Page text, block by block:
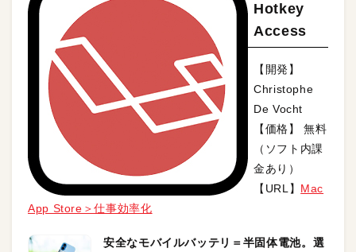
Hotkey
Access
【開発】
Christophe
De Vocht
【価格】 無料
（ソフト内課
金あり）
【URL】 Mac
App Store＞仕事効率化
安全なモバイルバッテリ＝半固体電池。選